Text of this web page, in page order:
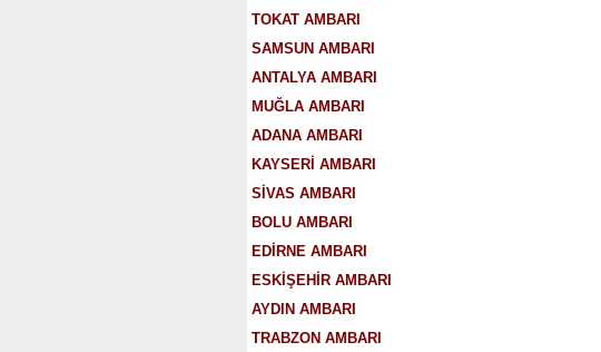
TOKAT AMBARI
SAMSUN AMBARI
ANTALYA AMBARI
MUĞLA AMBARI
ADANA AMBARI
KAYSERİ AMBARI
SİVAS AMBARI
BOLU AMBARI
EDİRNE AMBARI
ESKİŞEHİR AMBARI
AYDIN AMBARI
TRABZON AMBARI